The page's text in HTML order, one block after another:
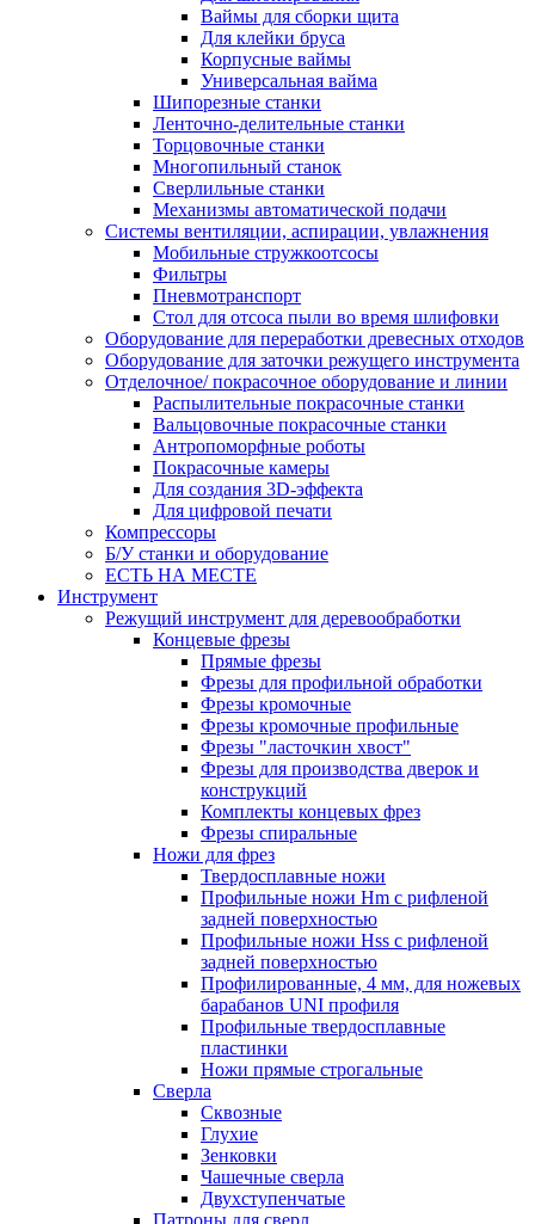
Ваймы для сборки щита
Для клейки бруса
Корпусные ваймы
Универсальная вайма
Шипорезные станки
Ленточно-делительные станки
Торцовочные станки
Многопильный станок
Сверлильные станки
Механизмы автоматической подачи
Системы вентиляции, аспирации, увлажнения
Мобильные стружкоотсосы
Фильтры
Пневмотранспорт
Стол для отсоса пыли во время шлифовки
Оборудование для переработки древесных отходов
Оборудование для заточки режущего инструмента
Отделочное/ покрасочное оборудование и линии
Распылительные покрасочные станки
Вальцовочные покрасочные станки
Антропоморфные роботы
Покрасочные камеры
Для создания 3D-эффекта
Для цифровой печати
Компрессоры
Б/У станки и оборудование
ЕСТЬ НА МЕСТЕ
Инструмент
Режущий инструмент для деревообработки
Концевые фрезы
Прямые фрезы
Фрезы для профильной обработки
Фрезы кромочные
Фрезы кромочные профильные
Фрезы "ласточкин хвост"
Фрезы для производства дверок и
конструкций
Комплекты концевых фрез
Фрезы спиральные
Ножи для фрез
Твердосплавные ножи
Профильные ножи Hm с рифленой
задней поверхностью
Профильные ножи Hss с рифленой
задней поверхностью
Профилированные, 4 мм, для ножевых
барабанов UNI профиля
Профильные твердосплавные
пластинки
Ножи прямые строгальные
Сверла
Сквозные
Глухие
Зенковки
Чашечные сверла
Двухступенчатые